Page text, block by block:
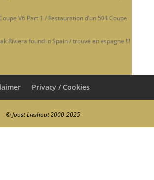
V6 Part 1 / Restauration d’un 504 Coupe
Riviera found in Spain / trouvé en espagne !!!
Privacy / Cookies
© Joost Lieshout 2000-2025